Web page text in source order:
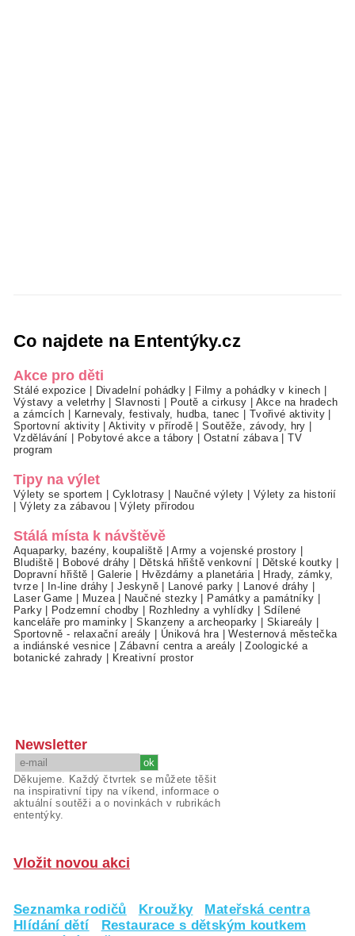
Co najdete na Ententýky.cz
Akce pro děti
Stálé expozice Divadelní pohádky Filmy a pohádky v kinech
Výstavy a veletrhy|Slavnosti Poutě a cirkusy
Akce na hradech
a zámcích
Karnevaly, festivaly, hudba, tanec Tvořivé aktivity
Sportovní aktivity|Aktivity v přírodě |Soutěže, závody, hry
Vzdělávání
Pobytové akce a tábory Ostatní zábava|TV
program
Tipy na výlet
Výlety se sportem Cyklotrasy Naučné výlety
Výlety za historií
Výlety za zábavou |Výlety přírodou
Stálá místa k návštěvě
Aquaparky, bazény, koupaliště |Army a vojenské prostory
Bludiště
Bobové dráhy Dětská hřiště venkovní Dětské koutky
Dopravní hřiště
Galerie Hvězdárny a planetária|
Hrady, zámky,
tvrze| In-line dráhy |Jeskyně| Lanové parky Lanové dráhy
Laser Game
Muzea| Naučné stezky Památky a památníky
Parky| Podzemní chodby Rozhledny a vyhlídky
Sdílené
kanceláře pro maminky |Skanzeny a archeoparky Skiareály
Sportovně - relaxační areály
Úniková hra|Westernová městečka
a indiánské vesnice |Zábavní centra a areály |Zoologické a
botanické zahrady
Kreativní prostor
Newsletter
Děkujeme. Každý čtvrtek se můžete těšit
na inspirativní tipy na víkend, informace o
aktuální soutěži a o novinkách v rubrikách
ententýky.
Vložit novou akci
Seznamka rodičů Kroužky
Mateřská centra
Hlídání dětí
Restaurace s dětským koutkem